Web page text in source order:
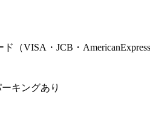
（VISA・JCB・
キングあり